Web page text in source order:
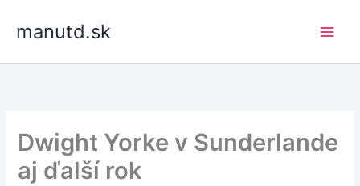
manutd.sk
Dwight Yorke v Sunderlande
aj ďalší rok